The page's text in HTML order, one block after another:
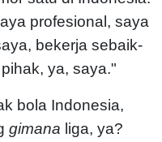
profesional, saya
bekerja sebaik-
ya, saya."
bola Indonesia,
gimana liga, ya?